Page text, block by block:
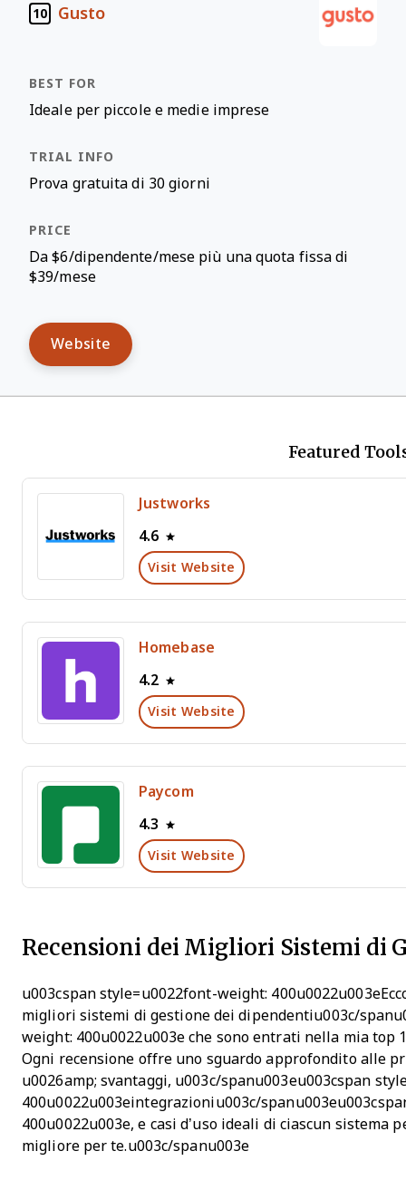
10 Gusto
Ideale per piccole e medie imprese
Prova gratuita di 30 giorni
Da $6/dipendente/mese più una quota fissa di
$39/mese
Website
Featured
Justworks
4.6
Visit Website
Homebase
4.2
Visit Website
Paycom
4.3
Visit Website
Recensioni dei Migliori Sistemi di
u003cspan style=u0022font-weight:
migliori sistemi di gestione dei dipendentiu003c/
weight: 400u0022u003e che sono entrati nella mia top
Ogni recensione offre uno sguardo approfondito alle
u0026amp; svantaggi, u003c/spanu003eu003cspan
400u0022u003eintegrazioniu003c/
400u0022u003e, e casi d’uso ideali di ciascun
migliore per te.u003c/spanu003e